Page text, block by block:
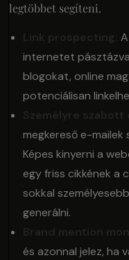
legtöbbet segíteni.
Link prospecting:
internetet
blogokat, online
potenciálisan
Személyre szabott
megkereső e-
Képes kinyerni a
egy friss cikkének a
sokkal
generálni.
Brand mention
és azonnal jelez, ha